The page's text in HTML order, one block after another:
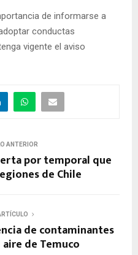
de informarse a
conductas
vigente el aviso
ANTERIOR
por temporal que
de Chile
de contaminantes
de Temuco